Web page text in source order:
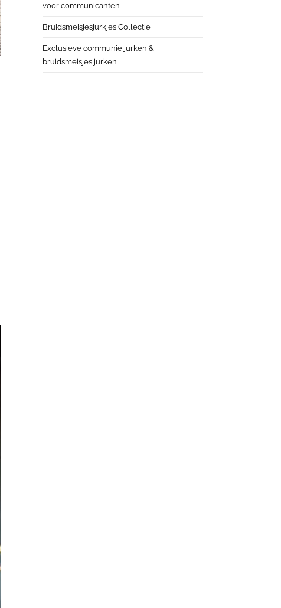
voor communicanten
Bruidsmeisjesjurkjes Collectie
Exclusieve communie jurken &
bruidsmeisjes jurken